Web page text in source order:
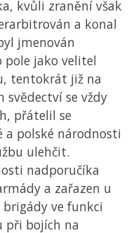
kvůli zranění však
a konal
jmenován
pole jako velitel
tentokrát již na
svědectví se vždy
přátelil se
a polské národnosti
ulehčit.
nadporučíka
a zařazen u
ve funkci
při bojích na